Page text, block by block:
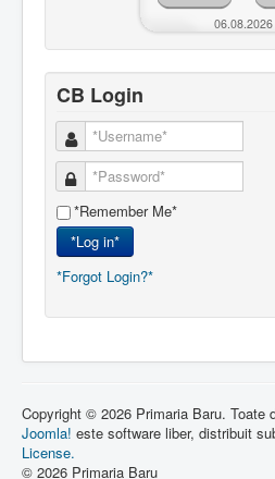
06.08.2026
CB Login
*Remember Me*
*Log in*
*Forgot Login?*
Copyright © 2026 Primaria Baru. Toate
Joomla! este software liber, distribuit
License.
© 2026 Primaria Baru